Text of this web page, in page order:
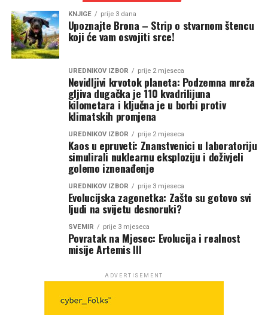
KNJIGE prije 3 dana
Upoznajte Brona – Strip o stvarnom štencu
koji će vam osvojiti srce!
UREDNIKOV IZBOR prije 2 mjeseca
Nevidljivi krvotok planeta: Podzemna mreža
gljiva dugačka je 110 kvadrilijuna
kilometara i ključna je u borbi protiv
klimatskih promjena
UREDNIKOV IZBOR prije 2 mjeseca
Kaos u epruveti: Znanstvenici u laboratoriju
simulirali nuklearnu eksploziju i doživjeli
golemo iznenađenje
UREDNIKOV IZBOR prije 3 mjeseca
Evolucijska zagonetka: Zašto su gotovo svi
ljudi na svijetu desnoruki?
SVEMIR prije 3 mjeseca
Povratak na Mjesec: Evolucija i realnost
misije Artemis III
ADVERTISEMENT